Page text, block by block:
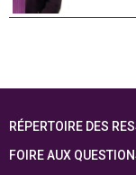
RÉPERTOIRE DES
FOIRE AUX